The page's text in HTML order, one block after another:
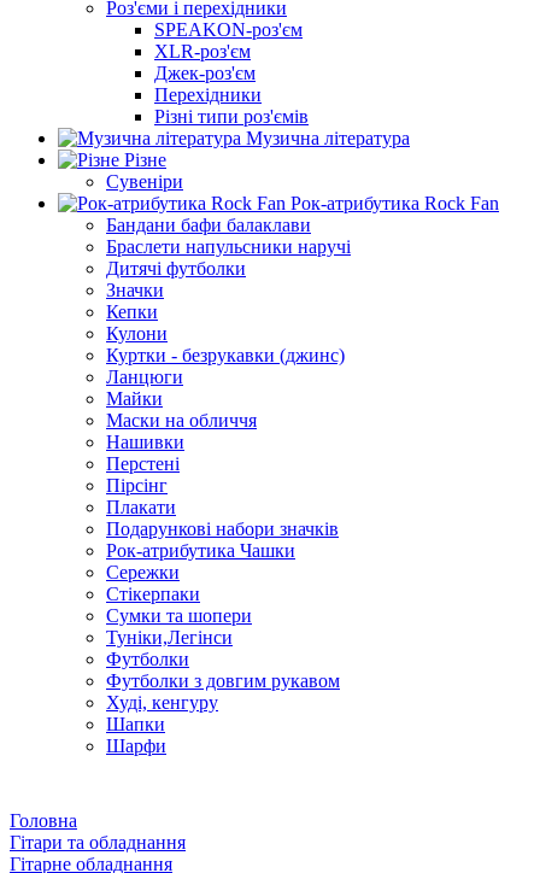
Роз'єми і перехідники
SPEAKON-роз'єм
XLR-роз'єм
Джек-роз'єм
Перехідники
Різні типи роз'ємів
Музична література
Різне
Сувеніри
Рок-атрибутика Rock Fan
Бандани бафи балаклави
Браслети напульсники наручі
Дитячі футболки
Значки
Кепки
Кулони
Куртки - безрукавки (джинс)
Ланцюги
Майки
Маски на обличчя
Нашивки
Перстені
Пірсінг
Плакати
Подарункові набори значків
Рок-атрибутика Чашки
Сережки
Стікерпаки
Сумки та шопери
Туніки,Легінси
Футболки
Футболки з довгим рукавом
Худі, кенгуру
Шапки
Шарфи
Головна
Гітари та обладнання
Гітарне обладнання